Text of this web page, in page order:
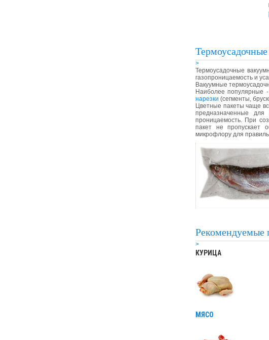
>
Термоусадочные
газопроницаемость и
Вакуумные
Наиболее популярные
нарезки (сегменты,
Цветные пакеты чаще
предназначенные
проницаемость. При
пакет не пропускает
микрофлору для
Рекомендуемые
>
КУРИЦА
МЯСО